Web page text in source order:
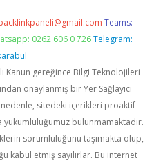
Teams:
0262 606 0 726 Telegram:
Kanun gereğince Bilgi Teknolojileri
onaylanmış bir Yer Sağlayıcı
sitedeki içerikleri proaktif
bulunmamaktadır.
sorumluluğunu taşımakta olup,
kabul etmiş sayılırlar. Bu internet